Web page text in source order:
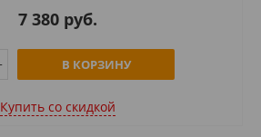
7 380 руб.
В КОРЗИНУ
Купить cо скидкой